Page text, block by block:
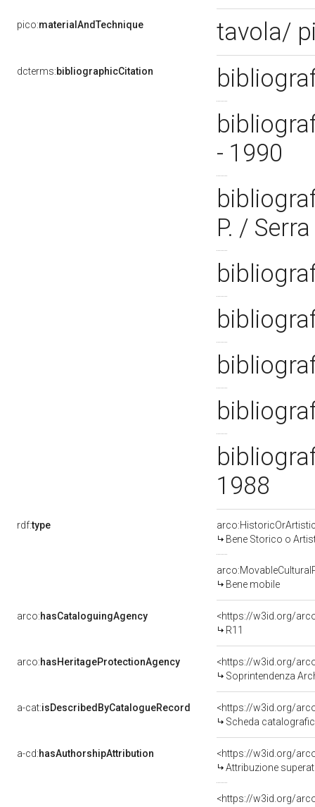
pico:materialAndTechnique tavola/
dcterms:bibliographicCitation
- 1990
P. /
1988
rdf:type
Bene Storico o
Bene mobile
arco:hasCataloguingAgency
<https://w3id.org/
R11
arco:hasHeritageProtectionAgency
<https://w3id.org/
Soprintendenza
a-cat:isDescribedByCatalogueRecord
<https://w3id.org/
Scheda
a-cd:hasAuthorshipAttribution
<https://w3id.org/
Attribuzione
<https://w3id.org/